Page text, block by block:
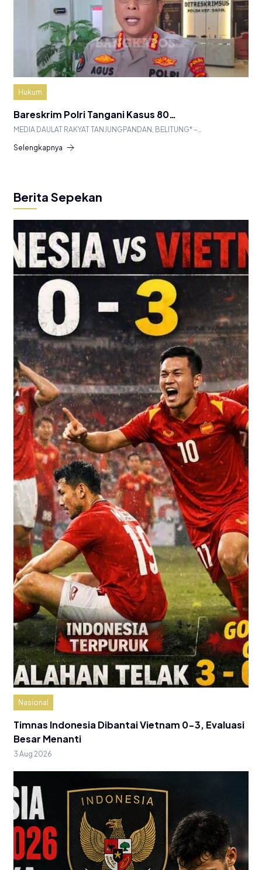
Hukum
Bareskrim Polri Tangani Kasus 80…
MEDIA DAULAT RAKYAT TANJUNGPANDAN, BELITUNG* –…
Selengkapnya
Berita Sepekan
Nasional
Timnas Indonesia Dibantai Vietnam 0-3, Evaluasi
Besar Menanti
3 Aug 2026